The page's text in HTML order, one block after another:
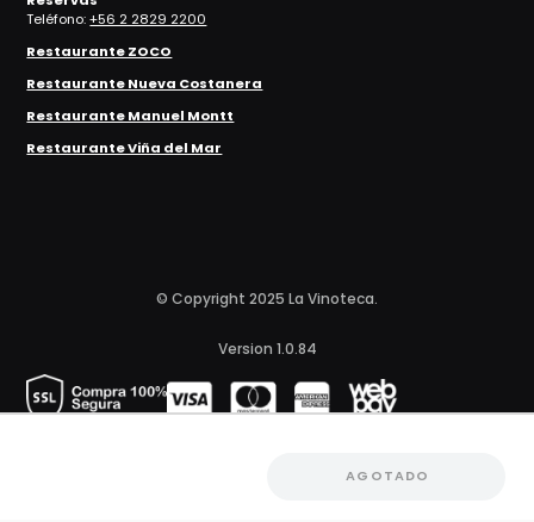
AGOTADO
Teléfono:+56 2 2829 2200
Restaurante ZOCO
Restaurante Nueva Costanera
Restaurante Manuel Montt
Restaurante Viña del Mar
© Copyright 2025 La Vinoteca.
Version 1.0.84